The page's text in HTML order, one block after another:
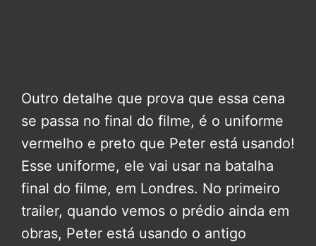
Outro detalhe que prova que essa cena
se passa no final do filme, é o uniforme
vermelho e preto que Peter está usando!
Esse uniforme, ele vai usar na batalha
final do filme, em Londres. No primeiro
trailer, quando vemos o prédio ainda em
obras, Peter está usando o antigo